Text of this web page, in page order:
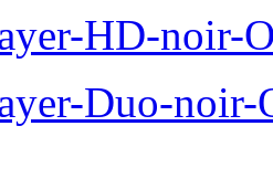
HD-noir-
Duo-